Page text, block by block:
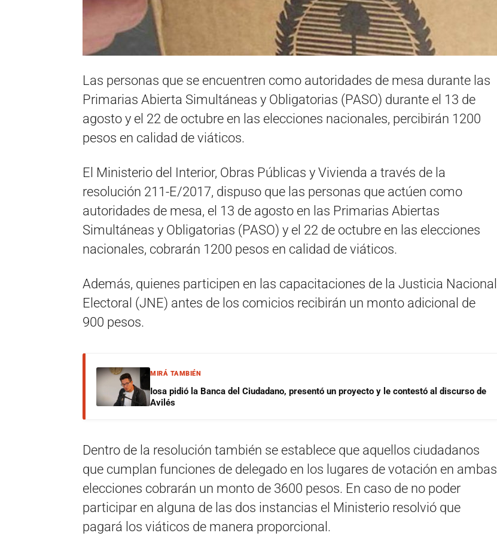
Las personas que se encuentren como autoridades de mesa durante las
Primarias Abierta Simultáneas y Obligatorias (PASO) durante el 13 de
agosto y el 22 de octubre en las elecciones nacionales, percibirán 1200
pesos en calidad de viáticos.
El Ministerio del Interior, Obras Públicas y Vivienda a través de la
resolución 211-E/2017, dispuso que las personas que actúen como
autoridades de mesa, el 13 de agosto en las Primarias Abiertas
Simultáneas y Obligatorias (PASO) y el 22 de octubre en las elecciones
nacionales, cobrarán 1200 pesos en calidad de viáticos.
Además, quienes participen en las capacitaciones de la Justicia Nacional
Electoral (JNE) antes de los comicios recibirán un monto adicional de
900 pesos.
MIRÁ TAMBIÉN
Iosa pidió la Banca del Ciudadano, presentó un proyecto y le contestó al discurso de
Avilés
Dentro de la resolución también se establece que aquellos ciudadanos
que cumplan funciones de delegado en los lugares de votación en ambas
elecciones cobrarán un monto de 3600 pesos. En caso de no poder
participar en alguna de las dos instancias el Ministerio resolvió que
pagará los viáticos de manera proporcional.